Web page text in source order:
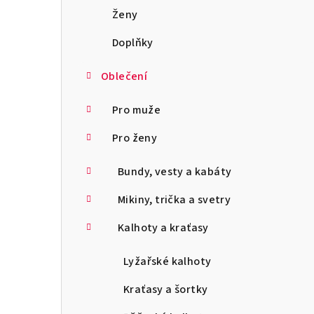
Ženy
Doplňky
Oblečení
Pro muže
Pro ženy
Bundy, vesty a kabáty
Mikiny, trička a svetry
Kalhoty a kraťasy
Lyžařské kalhoty
Kraťasy a šortky